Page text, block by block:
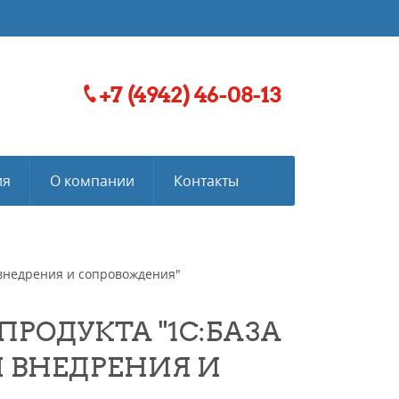
+7 (4942) 46-08-13
О компании Контакты
и сопровождения"
"1С:БАЗА
И